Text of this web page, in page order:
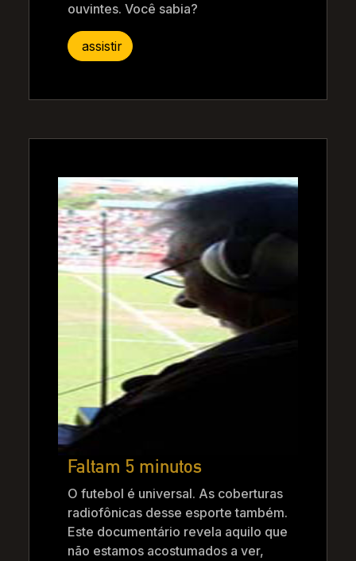
ouvintes. Você sabia?
assistir
Faltam 5 minutos
O futebol é universal. As coberturas
radiofônicas desse esporte também.
Este documentário revela aquilo que
não estamos acostumados a ver,